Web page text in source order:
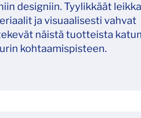
designiin. Tyylikkäät
ja visuaalisesti vahvat
näistä tuotteista
kohtaamispisteen.